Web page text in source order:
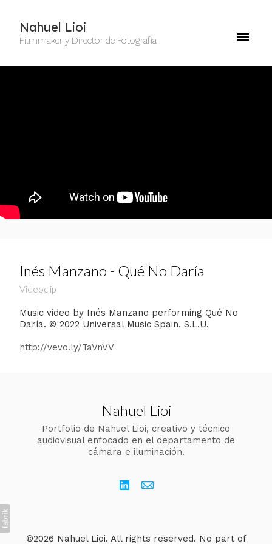
Nahuel Lioi
Filmmaker y Director de Fotografía
Inés Manzano - Qué No Daría
Videoclip
Music video by Inés Manzano performing Qué No
Daría. © 2022 Universal Music Spain, S.L.U.
http://vevo.ly/TaVnVV
Nahuel Lioi
Portfolio de Nahuel Lioi, creativo y técnico
audiovisual enfocado en el departamento de
cámara e iluminación.
©2026 Nahuel Lioi. All rights reserved. No part of